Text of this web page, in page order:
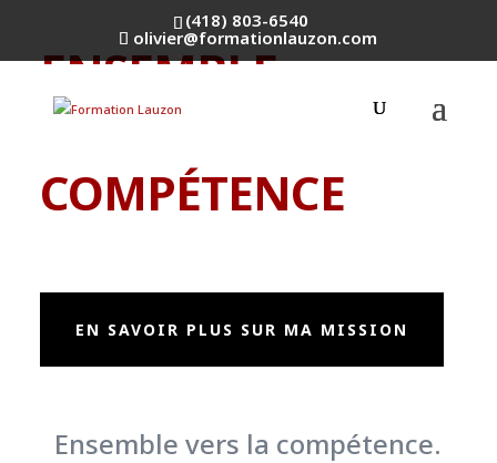
(418) 803-6540
olivier@formationlauzon.com
ENSEMBLE
VERS LA
COMPÉTENCE
EN SAVOIR PLUS SUR MA MISSION
Ensemble vers la compétence.